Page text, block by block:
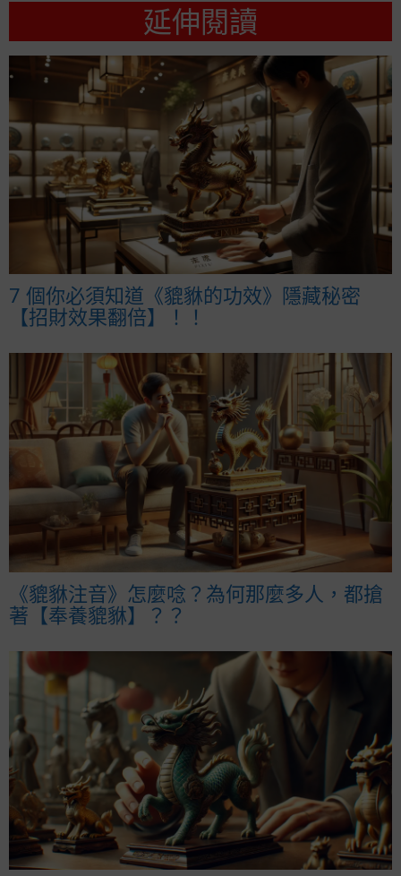
延伸閱讀
7 個你必須知道《貔貅的功效》隱藏秘密
【招財效果翻倍】！！
《貔貅注音》怎麼唸？為何那麼多人，都搶
著【奉養貔貅】？？